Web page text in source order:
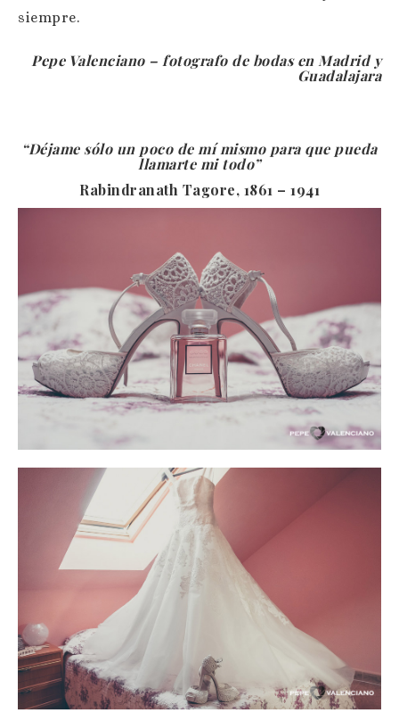
siempre.
Pepe Valenciano – fotografo de bodas en Madrid y
Guadalajara
“Déjame sólo un poco de mí mismo para que pueda
llamarte mi todo”
Rabindranath Tagore, 1861 – 1941